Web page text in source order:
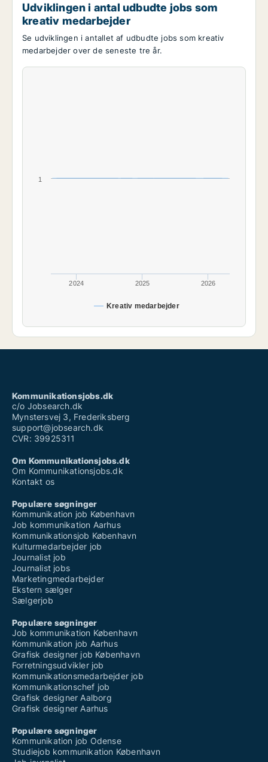
Udviklingen i antal udbudte jobs som
kreativ medarbejder
Se udviklingen i antallet af udbudte jobs som kreativ
medarbejder over de seneste tre år.
Kreativ medarbejder
2024 2025 2026
1
Kommunikationsjobs.dk
c/o Jobsearch.dk
Mynstersvej 3, Frederiksberg
support@jobsearch.dk
CVR: 39925311
Om Kommunikationsjobs.dk
Om Kommunikationsjobs.dk
Kontakt os
Populære søgninger
Kommunikation job København
Job kommunikation Aarhus
Kommunikationsjob København
Kulturmedarbejder job
Journalist job
Journalist jobs
Marketingmedarbejder
Ekstern sælger
Sælgerjob
Populære søgninger
Job kommunikation København
Kommunikation job Aarhus
Grafisk designer job København
Forretningsudvikler job
Kommunikationsmedarbejder job
Kommunikationschef job
Grafisk designer Aalborg
Grafisk designer Aarhus
Populære søgninger
Kommunikation job Odense
Studiejob kommunikation København